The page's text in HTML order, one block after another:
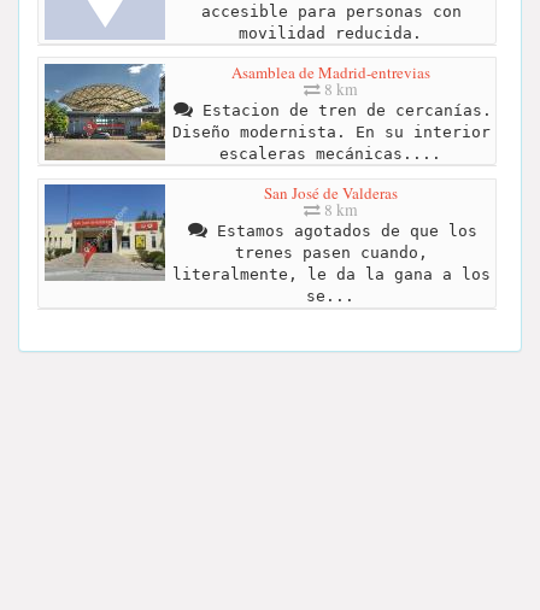
accesible para personas con
movilidad reducida.
Asamblea de Madrid-entrevias
8 km
Estacion de tren de cercanías.
Diseño modernista. En su interior
escaleras mecánicas....
San José de Valderas
8 km
Estamos agotados de que los
trenes pasen cuando,
literalmente, le da la gana a los
se...